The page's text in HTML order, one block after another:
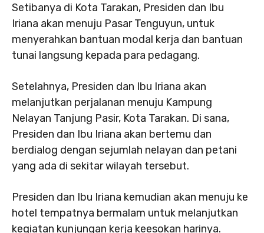
Setibanya di Kota Tarakan, Presiden dan Ibu
Iriana akan menuju Pasar Tenguyun, untuk
menyerahkan bantuan modal kerja dan bantuan
tunai langsung kepada para pedagang.
Setelahnya, Presiden dan Ibu Iriana akan
melanjutkan perjalanan menuju Kampung
Nelayan Tanjung Pasir, Kota Tarakan. Di sana,
Presiden dan Ibu Iriana akan bertemu dan
berdialog dengan sejumlah nelayan dan petani
yang ada di sekitar wilayah tersebut.
Presiden dan Ibu Iriana kemudian akan menuju ke
hotel tempatnya bermalam untuk melanjutkan
kegiatan kunjungan kerja keesokan harinya.